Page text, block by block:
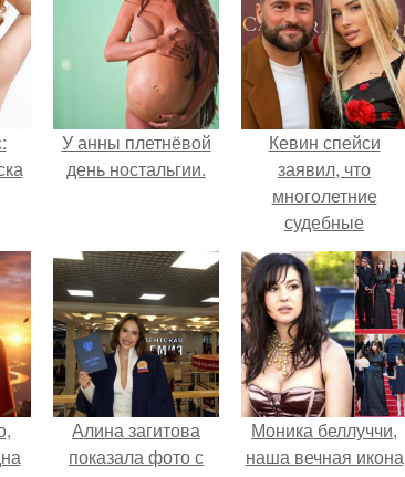
У анны плетнёвой
день ностальгии.
Кевин спейси
заявил, что
многолетние
судебные
разбирательства
практически
уничтожили его
состояние.
Алина загитова
показала фото с
Моника беллуччи,
наша вечная икона